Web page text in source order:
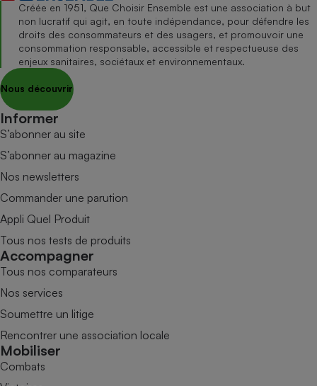
Créée en 1951, Que Choisir Ensemble est une association à but
non lucratif qui agit, en toute indépendance, pour défendre les
droits des consommateurs et des usagers, et promouvoir une
consommation responsable, accessible et respectueuse des
enjeux sanitaires, sociétaux et environnementaux.
Nous découvrir
Informer
S’abonner au site
S’abonner au magazine
Nos newsletters
Commander une parution
Appli Quel Produit
Tous nos tests de produits
Accompagner
Tous nos comparateurs
Nos services
Soumettre un litige
Rencontrer une association locale
Mobiliser
Combats